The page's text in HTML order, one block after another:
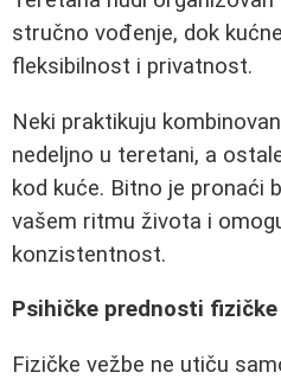
stručno vođenje, dok
fleksibilnost i privatnost.
Neki praktikuju
nedeljno u teretani, a
kod kuće. Bitno je pronaći
vašem ritmu života i
konzistentnost.
Psihičke prednosti
Fizičke vežbe ne utiču